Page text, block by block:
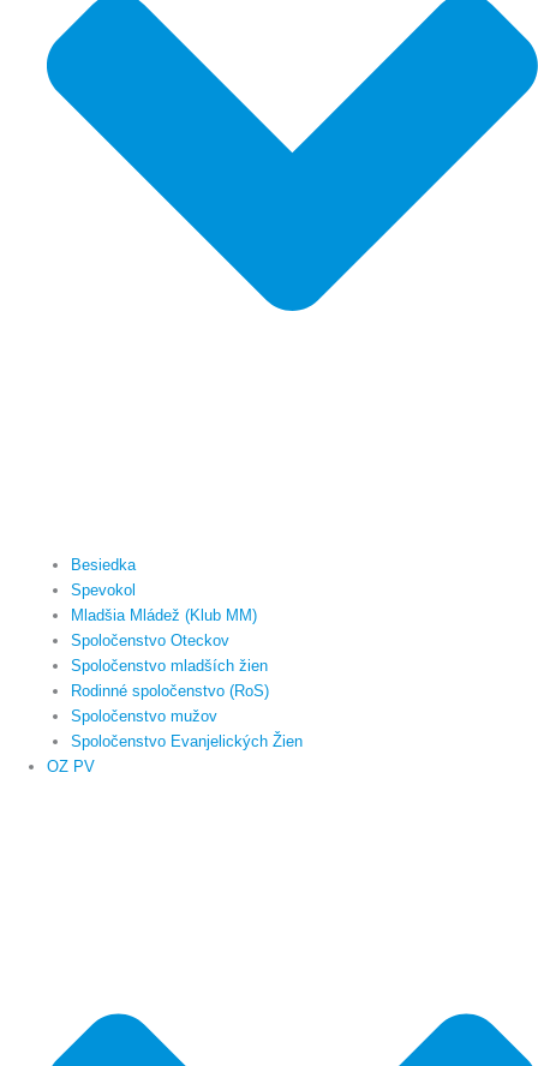
Besiedka
Spevokol
Mladšia Mládež (Klub MM)
Spoločenstvo Oteckov
Spoločenstvo mladších žien
Rodinné spoločenstvo (RoS)
Spoločenstvo mužov
Spoločenstvo Evanjelických Žien
OZ PV